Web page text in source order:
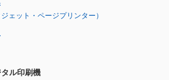
ジェット・ページプリンター）
ル印刷機